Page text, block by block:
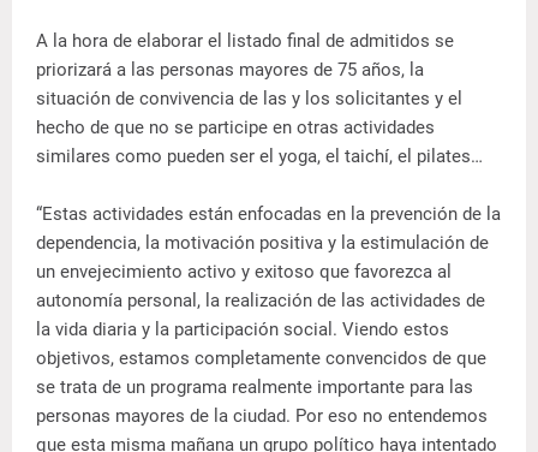
A la hora de elaborar el listado final de admitidos se
priorizará a las personas mayores de 75 años, la
situación de convivencia de las y los solicitantes y el
hecho de que no se participe en otras actividades
similares como pueden ser el yoga, el taichí, el pilates…
“Estas actividades están enfocadas en la prevención de la
dependencia, la motivación positiva y la estimulación de
un envejecimiento activo y exitoso que favorezca al
autonomía personal, la realización de las actividades de
la vida diaria y la participación social. Viendo estos
objetivos, estamos completamente convencidos de que
se trata de un programa realmente importante para las
personas mayores de la ciudad. Por eso no entendemos
que esta misma mañana un grupo político haya intentado